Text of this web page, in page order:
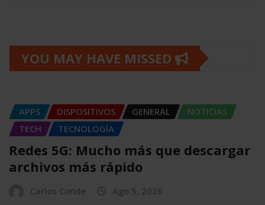
YOU MAY HAVE MISSED
APPS DISPOSITIVOS GENERAL
NOTICIAS
TECH
TECNOLOGÍA
Redes 5G: Mucho más que descargar
archivos más rápido
Carlos Conde Ago 5, 2026